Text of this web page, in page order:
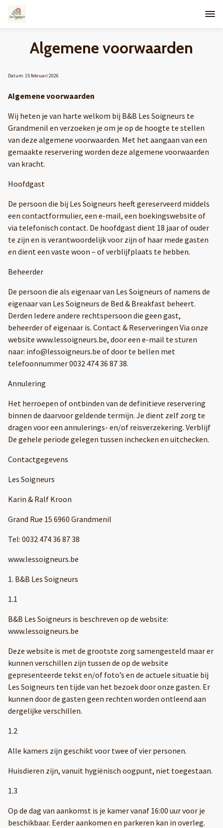
Algemene voorwaarden
Datum: 15 februari 2026
Algemene voorwaarden
Wij heten je van harte welkom bij B&B Les Soigneurs te
Grandmenil en verzoeken je om je op de hoogte te stellen
van deze algemene voorwaarden. Met het aangaan van een
gemaakte reservering worden deze algemene voorwaarden
van kracht.
Hoofdgast
De persoon die bij Les Soigneurs heeft gereserveerd middels
een contactformulier, een e-mail, een boekingswebsite of
via telefonisch contact. De hoofdgast dient 18 jaar of ouder
te zijn en is verantwoordelijk voor zijn of haar mede gasten
en dient een vaste woon – of verblijfplaats te hebben.
Beheerder
De persoon die als eigenaar van Les Soigneurs of namens de
eigenaar van Les Soigneurs de Bed & Breakfast beheert.
Derden Iedere andere rechtspersoon die geen gast,
beheerder of eigenaar is. Contact & Reserveringen Via onze
website www.lessoigneurs.be, door een e-mail te sturen
naar: info@lessoigneurs.be of door te bellen met
telefoonnummer 0032 474 36 87 38.
Annulering
Het herroepen of ontbinden van de definitieve reservering
binnen de daarvoor geldende termijn. Je dient zelf zorg te
dragen voor een annulerings- en/of reisverzekering. Verblijf
De gehele periode gelegen tussen inchecken en uitchecken.
Contactgegevens
Les Soigneurs
Karin & Ralf Kroon
Grand Rue 15 6960 Grandmenil
Tel: 0032 474 36 87 38
www.lessoigneurs.be
1. B&B Les Soigneurs
1.1
B&B Les Soigneurs is beschreven op de website:
www.lessoigneurs.be
Deze website is met de grootste zorg samengesteld maar er
kunnen verschillen zijn tussen de op de website
gepresenteerde tekst en/of foto’s en de actuele situatie bij
Les Soigneurs ten tijde van het bezoek door onze gasten. Er
kunnen door de gasten geen rechten worden ontleend aan
dergelijke verschillen.
1.2
Alle kamers zijn geschikt voor twee of vier personen.
Huisdieren zijn, vanuit hygiënisch oogpunt, niet toegestaan.
1.3
Op de dag van aankomst is je kamer vanaf 16:00 uur voor je
beschikbaar. Eerder aankomen en parkeren kan in overleg.